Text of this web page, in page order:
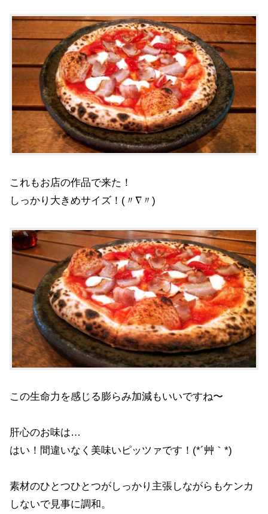
これもお店の作品で来た！
しっかり大きめサイズ！(〃∇〃)
この生命力を感じる膨らみ加減もいいですね〜
肝心のお味は…
はい！間違いなく美味いピッツァです！(*´艸｀*)
素材のひとつひとつがしっかり主張しながらもケンカ
しないで見事に調和。